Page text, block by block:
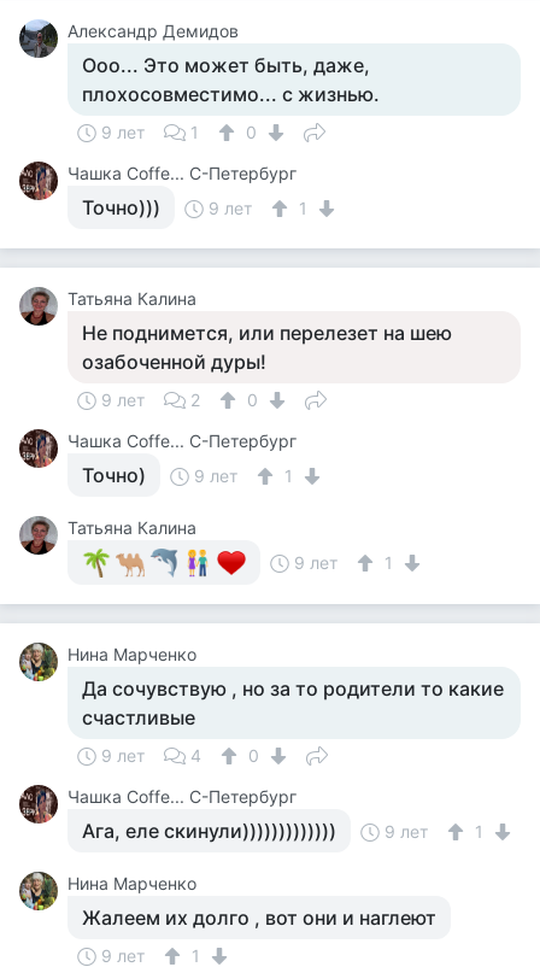
Александр Демидов
Ооо... Это может быть, даже,
плохосовместимо... с жизнью.
9 лет 1
0
Чашка Cоffe... С-Петербург
Точно))) 9 лет 1
Татьяна Калина
Не поднимется, или перелезет на шею
озабоченной дуры!
9 лет 2
0
Чашка Cоffe... С-Петербург
Точно) 9 лет 1
Татьяна Калина
9 лет
1
Нина Марченко
Да сочувствую , но за то родители то какие
счастливые
9 лет 4
0
Чашка Cоffe... С-Петербург
Ага, еле скинули))))))))))))) 9 лет 1
Нина Марченко
Жалеем их долго , вот они и наглеют
9 лет
1